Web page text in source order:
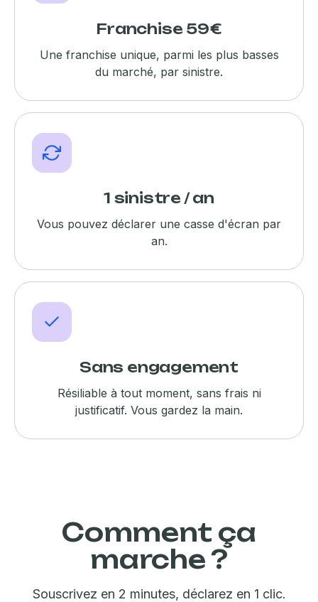
Franchise 59€
Une franchise unique, parmi les plus basses
du marché, par sinistre.
1 sinistre / an
Vous pouvez déclarer une casse d'écran par
an.
Sans engagement
Résiliable à tout moment, sans frais ni
justificatif. Vous gardez la main.
Comment ça
marche ?
Souscrivez en 2 minutes, déclarez en 1 clic.